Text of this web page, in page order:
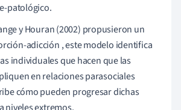
patológico.
y Houran (2002) propusieron un
adicción , este modelo identifica
individuales que hacen que las
en relaciones parasociales
cómo pueden progresar dichas